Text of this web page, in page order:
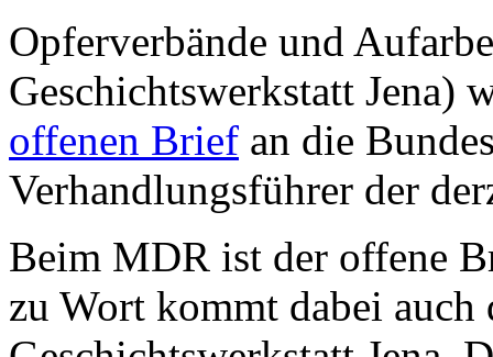
Opferverbände und
Geschichtswerkstatt Jena)
offenen Brief an die
Verhandlungsführer der
Beim MDR ist der offene
zu Wort kommt dabei auch